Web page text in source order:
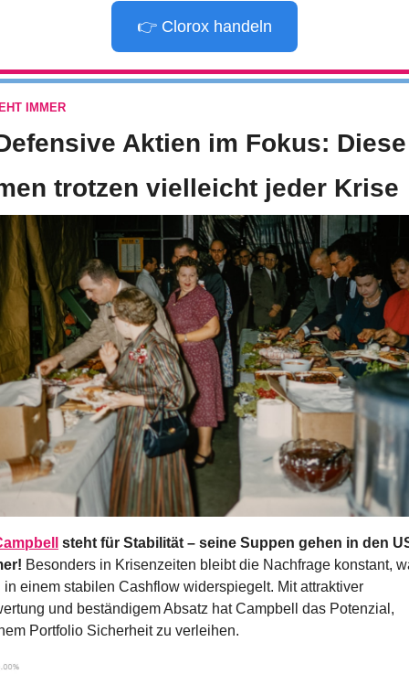
👉 Clorox handeln
IMMER
Aktien im Fokus: Diese
trotzen vielleicht jeder Krise
steht für Stabilität – seine Suppen gehen in den
Besonders in Krisenzeiten bleibt die Nachfrage konstant,
in einem stabilen Cashflow widerspiegelt. Mit attraktiver
und beständigem Absatz hat Campbell das Potenzial,
Portfolio Sicherheit zu verleihen.